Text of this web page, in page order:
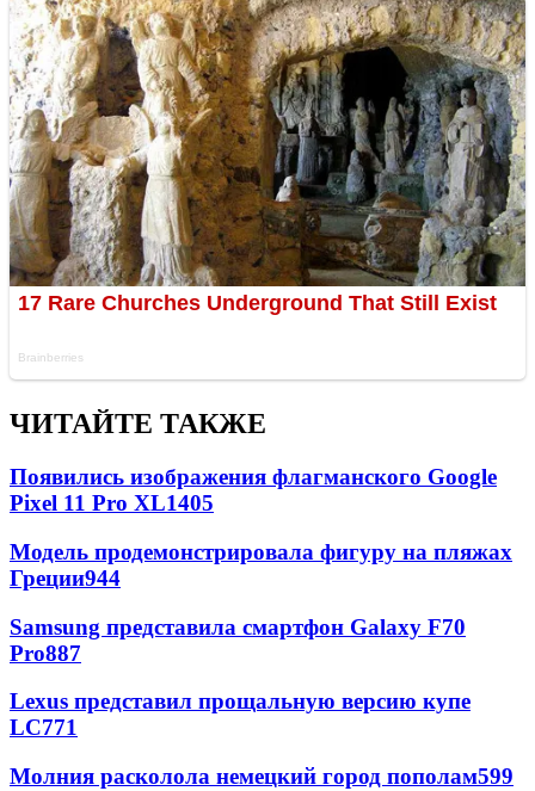
ЧИТАЙТЕ ТАКЖЕ
Появились изображения флагманского Google
Pixel 11 Pro XL1405
Модель продемонстрировала фигуру на пляжах
Греции944
Samsung представила смартфон Galaxy F70
Pro887
Lexus представил прощальную версию купе
LC771
Молния расколола немецкий город пополам599